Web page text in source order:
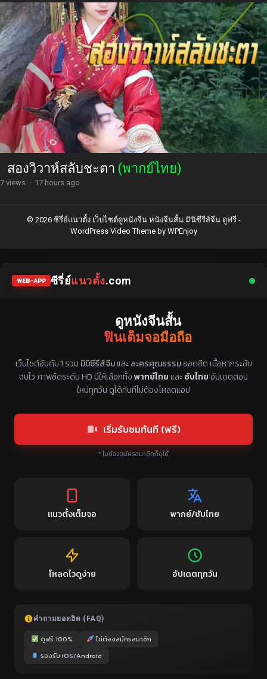
สองวิวาห์สลับชะตา (พากย์ไทย)
7 views · 17 hours ago
© 2026 ซีรี่ย์แนวตั้ง เว็บไซต์ดูหนังจีน หนังจีนสั้น มินิซีรีส์จีน ดูฟรี -
WordPress Video Themeby WPEnjoy
WEB-APP ซีรี่ย์แนวตั้ง.com
ดูหนังจีนสั้น
ฟินเต็มจอมือถือ
เว็บไซต์อันดับ 1 รวม มินิซีรีส์จีนและ ละครคุณธรรมยอดฮิต เนื้อหากระชับ
จบไว ภาพชัดระดับ HD มีให้เลือกทั้งพากย์ไทยและ ซับไทยอัปเดตตอน
ใหม่ทุกวัน ดูได้ทันทีไม่ต้องโหลดแอป
เริ่มรับชมทันที (ฟรี)
* ไม่ต้องสมัครสมาชิกก็ดูได้
แนวตั้งเต็มจอ พากย์/ซับไทย
โหลดไวดูง่าย อัปเดตทุกวัน
คำถามยอดฮิต (FAQ)
ดูฟรี 100%
ไม่ต้องสมัครสมาชิก
รองรับ iOS/Android